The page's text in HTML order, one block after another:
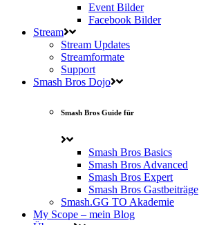
Event Bilder
Facebook Bilder
Stream
Stream Updates
Streamformate
Support
Smash Bros Dojo
Smash Bros Guide für
Smash Bros Basics
Smash Bros Advanced
Smash Bros Expert
Smash Bros Gastbeiträge
Smash.GG TO Akademie
My Scope – mein Blog